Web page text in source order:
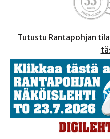
Tutustu Rantapohjan